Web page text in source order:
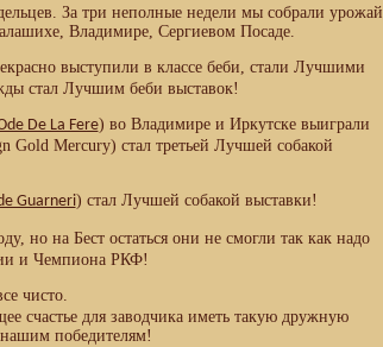
За три неполные недели мы собрали урожай
Владимире, Сергиевом Посаде.
выступили в классе беби, стали Лучшими
стал Лучшим беби выставок!
De La Fere) во Владимире и Иркутске выиграли
Gold Mercury) стал третьей Лучшей собакой
Guarneri) стал Лучшей собакой выставки!
но на Бест остаться они не смогли так как надо
и Чемпиона РКФ!
чисто.
счастье для заводчика иметь такую дружную
победителям!